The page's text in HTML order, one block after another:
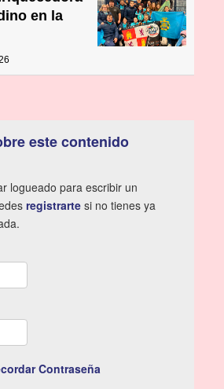
en la
este contenido
logueado para escribir un
registrarte si no tienes ya
Contraseña